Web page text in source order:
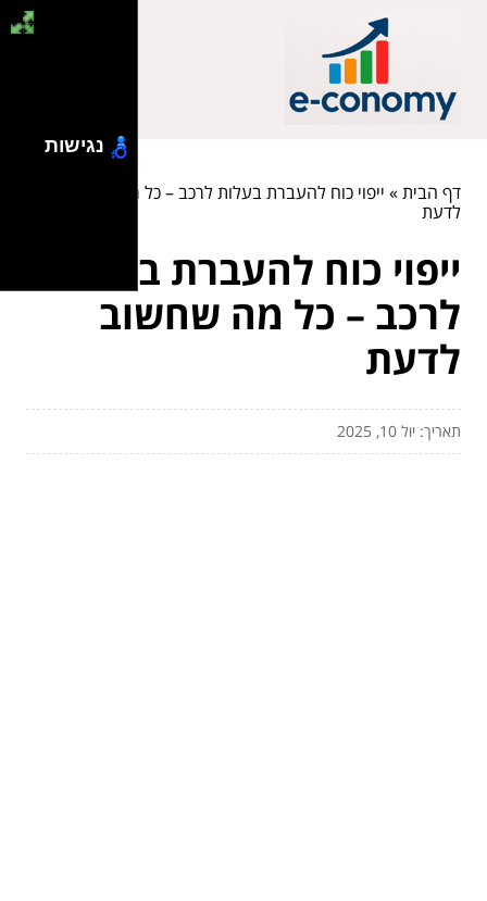
דף הבית» ייפוי כוח להעברת בעלות לרכב – כל מה שחשוב
לדעת
ייפוי כוח להעברת בעלות
לרכב – כל מה שחשוב
לדעת
תאריך: יול 10, 2025
נגישות